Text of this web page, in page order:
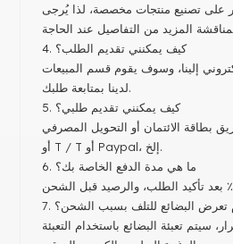
على تصنيع منتجات مخصصة، لذا يُرجى
4. كيف يمكنني تقديم الطلب؟
إلينا، وسوف يقوم قسم المبيعات
لدينا بمتابعة طلبك.
5. كيف يمكنني تقديم طلبي؟
بطاقة الائتمان أو التحويل المصرفي
أو T / T أو Paypal، إلخ.
6. ما هي مدة الدفع الخاصة بك؟
تعرض البضائع للتلف بسبب الشحن؟
سيتم تعبئة البضائع باستخدام التعبئة